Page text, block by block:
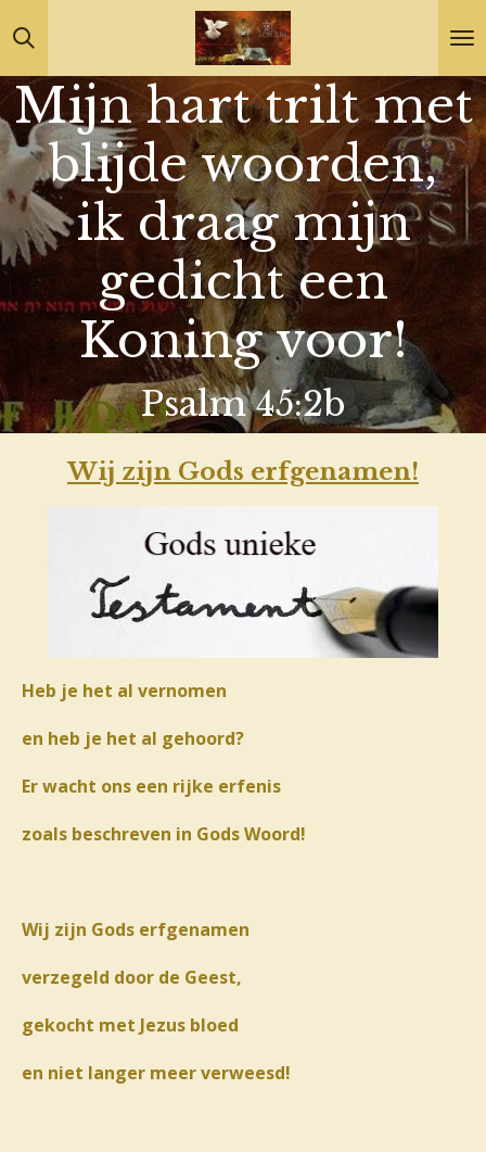
Ga
direct
naar
de
hoofdinhoud
Mijn hart trilt met
blijde woorden,
ik draag mijn
gedicht een
Koning voor!
Psalm 45:2b
Wij zijn Gods erfgenamen!
Heb je het al vernomen
en heb je het al gehoord?
Er wacht ons een rijke erfenis
zoals beschreven in Gods Woord!
Wij zijn Gods erfgenamen
verzegeld door de Geest,
gekocht met Jezus bloed
en niet langer meer verweesd!